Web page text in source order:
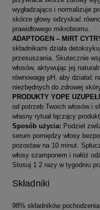
wygładzająco i normalizuje
skórze głowy odzyskać
prawidłowego mikrobiomu.
ADAPTOGEN – MIRT
składnikami działa
przesuszania. Skutecznie
włosów, aktywując jej
równowagę pH, aby działać
niezbędnych do zdrowej
PRODUKTY YOPE
od potrzeb Twoich włosów i
własny rytuał łączący
Sposób użycia: Podziel
serum pomiędzy włosy
pozostaw na 10 minut.
włosy szamponem i nałóż
Stosuj 1 2 razy w tygodniu
Składniki
98% składników